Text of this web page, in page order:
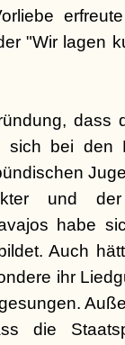
"Wir lagen
dass
sich bei den
und der
habe
Auch
ihr
die